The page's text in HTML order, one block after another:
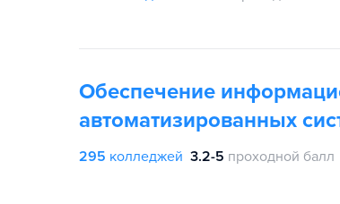
Обеспечение
автоматизированных
295 колледжей 3.2-5 проходной балл